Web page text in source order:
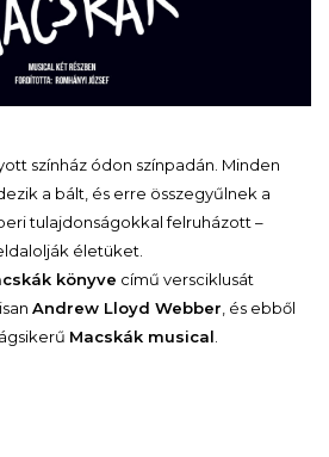
színház ódon színpadán. Minden
a bált, és erre összegyűlnek a
tulajdonságokkal felruházott –
életüket.
könyve című versciklusát
Andrew Lloyd Webber , és ebből
Macskák musical